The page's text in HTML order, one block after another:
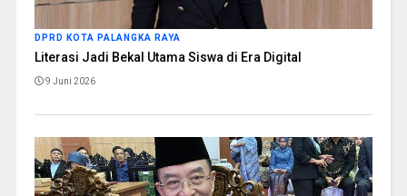
DPRD KOTA PALANGKA RAYA
Literasi Jadi Bekal Utama Siswa di Era Digital
9 Juni 2026